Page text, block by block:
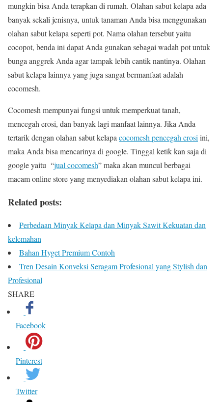
mungkin bisa Anda terapkan di rumah. Olahan sabut kelapa ada
banyak sekali jenisnya, untuk tanaman Anda bisa menggunakan
olahan sabut kelapa seperti pot. Nama olahan tersebut yaitu
cocopot, benda ini dapat Anda gunakan sebagai wadah pot untuk
bunga anggrek Anda agar tampak lebih cantik nantinya. Olahan
sabut kelapa lainnya yang juga sangat bermanfaat adalah
cocomesh.
Cocomesh mempunyai fungsi untuk memperkuat tanah,
mencegah erosi, dan banyak lagi manfaat lainnya. Jika Anda
tertarik dengan olahan sabut kelapacocomesh pencegah erosiini,
maka Anda bisa mencarinya di google. Tinggal ketik kan saja di
google yaitu “jual cocomesh” maka akan muncul berbagai
macam online store yang menyediakan olahan sabut kelapa ini.
Related posts:
Perbedaan Minyak Kelapa dan Minyak Sawit Kekuatan dan
kelemahan
Bahan Hyget Premium Contoh
Tren Desain Konveksi Seragam Profesional yang Stylish dan
Profesional
SHARE
Facebook
Pinterest
Twitter